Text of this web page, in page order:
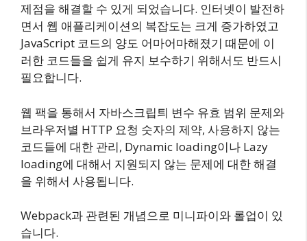
제점을 해결할 수 있게 되었습니다. 인터넷이 발전하
면서 웹 애플리케이션의 복잡도는 크게 증가하였고
JavaScript 코드의 양도 어마어마해졌기 때문에 이
러한 코드들을 쉽게 유지 보수하기 위해서도 반드시
필요합니다.
웹 팩을 통해서 자바스크립틔 변수 유효 범위 문제와
브라우저별 HTTP 요청 숫자의 제약, 사용하지 않는
코드들에 대한 관리, Dynamic loading이나 Lazy
loading에 대해서 지원되지 않는 문제에 대한 해결
을 위해서 사용됩니다.
Webpack과 관련된 개념으로 미니파이와 롤업이 있
습니다.